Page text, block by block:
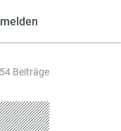
Beiträge